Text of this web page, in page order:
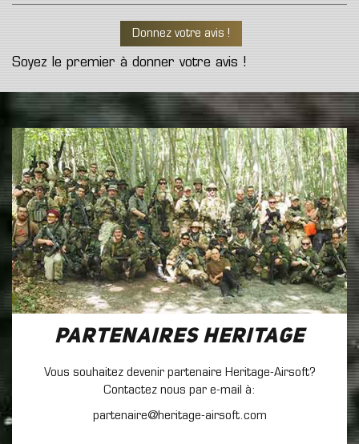
Donnez votre avis !
Soyez le premier à donner votre avis !
Partenaires Heritage
Vous souhaitez devenir partenaire Heritage-Airsoft?
Contactez nous par e-mail à:
partenaire@heritage-airsoft.com